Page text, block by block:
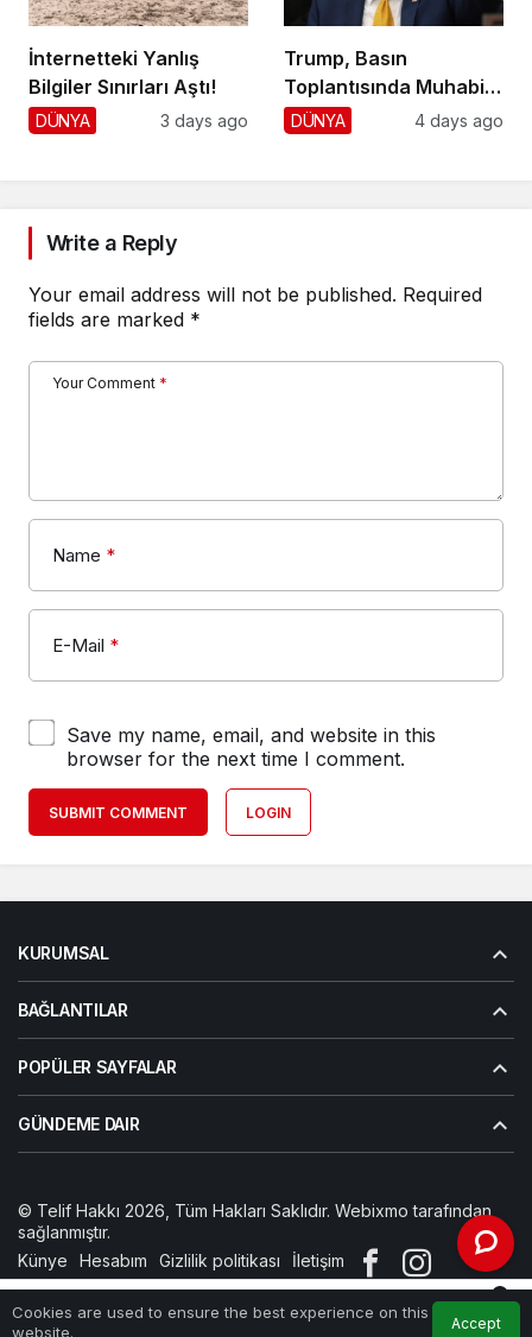
İnternetteki Yanlış
Bilgiler Sınırları Aştı!
DÜNYA 3 days ago
Trump, Basın
Toplantısında Muhabiri
Fena Yerden Aldı
DÜNYA 4 days ago
Write a Reply
Your email address will not be published. Required
fields are marked *
Your Comment *
Name *
E-Mail *
Save my name, email, and website in this
browser for the next time I comment.
SUBMIT COMMENT LOGIN
Cookies are used to ensure the best experience on this
website.
Accept
KURUMSAL
BAĞLANTILAR
POPÜLER SAYFALAR
GÜNDEME DAIR
© Telif Hakkı 2026, Tüm Hakları Saklıdır. Webixmo tarafından
sağlanmıştır.
Künye
Hesabım Gizlilik politikası İletişim
Home Notifications